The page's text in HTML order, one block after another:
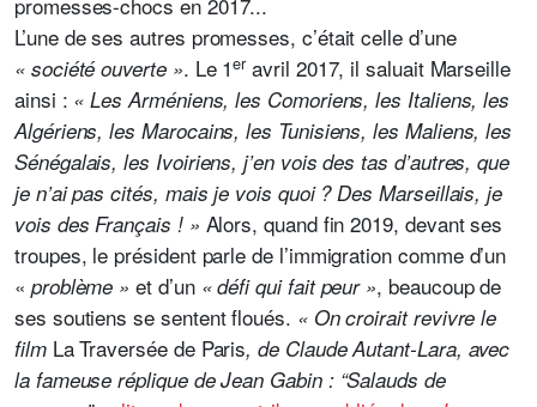
L’une de ses autres promesses, c’était celle d’une
« société ouverte ». Le 1er avril 2017, il saluait Marseille
ainsi : « Les Arméniens, les Comoriens, les Italiens, les
Algériens, les Marocains, les Tunisiens, les Maliens, les
Sénégalais, les Ivoiriens, j’en vois des tas d’autres, que
je n’ai pas cités, mais je vois quoi ? Des Marseillais, je
vois des Français ! » Alors, quand fin 2019, devant ses
troupes, le président parle de l’immigration comme d’un
« problème »et d’un « défi qui fait peur », beaucoup de
ses soutiens se sentent floués. « On croirait revivre le
film La Traversée de Paris, de Claude Autant-Lara, avec
la fameuse réplique de Jean Gabin : “Salauds de